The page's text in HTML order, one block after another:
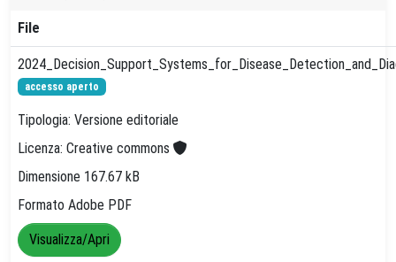
File
accesso aperto
Tipologia: Versione editoriale
Licenza: Creative commons
Dimensione 167.67 kB
Formato Adobe PDF
Visualizza/Apri